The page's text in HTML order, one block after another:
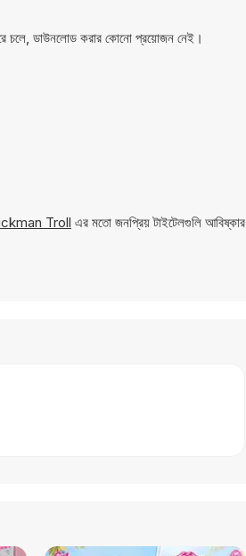
চলে, ডাউনলোড করার কোনো প্রয়োজন নেই।
Troll এর মতো জনপ্রিয় টাইটেলগুলি আবিষ্কার